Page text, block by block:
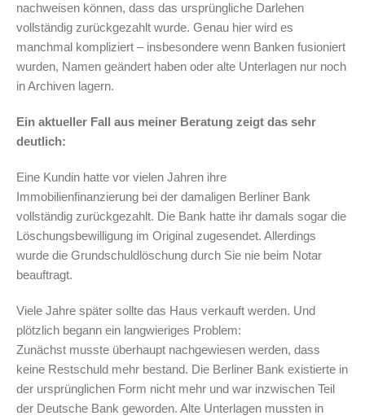
nachweisen können, dass das ursprüngliche Darlehen
vollständig zurückgezahlt wurde. Genau hier wird es
manchmal kompliziert – insbesondere wenn Banken fusioniert
wurden, Namen geändert haben oder alte Unterlagen nur noch
in Archiven lagern.
Ein aktueller Fall aus meiner Beratung zeigt das sehr
deutlich:
Eine Kundin hatte vor vielen Jahren ihre
Immobilienfinanzierung bei der damaligen Berliner Bank
vollständig zurückgezahlt. Die Bank hatte ihr damals sogar die
Löschungsbewilligung im Original zugesendet. Allerdings
wurde die Grundschuldlöschung durch Sie nie beim Notar
beauftragt.
Viele Jahre später sollte das Haus verkauft werden. Und
plötzlich begann ein langwieriges Problem:
Zunächst musste überhaupt nachgewiesen werden, dass
keine Restschuld mehr bestand. Die Berliner Bank existierte in
der ursprünglichen Form nicht mehr und war inzwischen Teil
der Deutsche Bank geworden. Alte Unterlagen mussten in